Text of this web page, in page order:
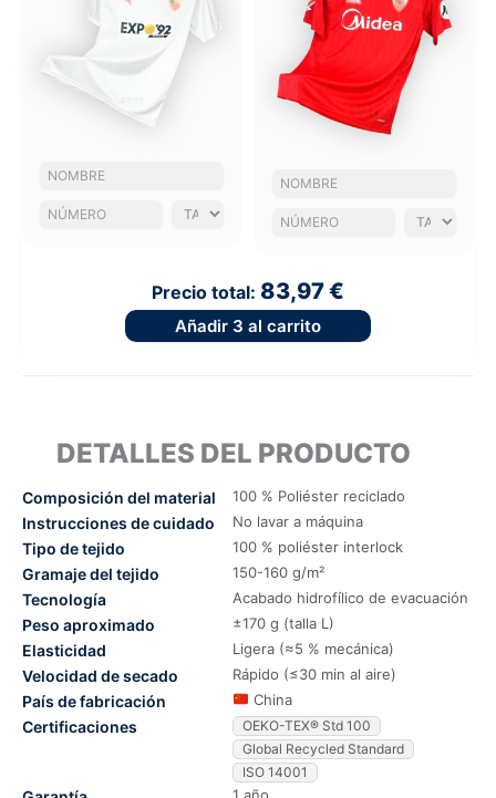
Precio total: 83,97 €
Añadir 3 al carrito
DETALLES DEL PRODUCTO
Composición del material 100 % Poliéster reciclado
Instrucciones de cuidado No lavar a máquina
Tipo de tejido 100 % poliéster interlock
Gramaje del tejido 150-160 g/m²
Tecnología Acabado hidrofílico de evacuación
Peso aproximado ±170 g (talla L)
Elasticidad Ligera (≈5 % mecánica)
Velocidad de secado Rápido (≤30 min al aire)
País de fabricación China
Certificaciones
OEKO-TEX® Std 100
Global Recycled Standard
ISO 14001